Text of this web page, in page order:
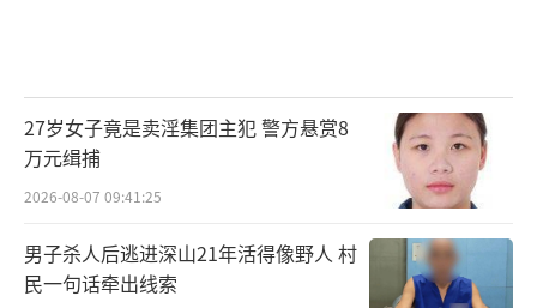
27岁女子竟是卖淫集团主犯 警方悬赏8
万元缉捕
2026-08-07 09:41:25
男子杀人后逃进深山21年活得像野人 村
民一句话牵出线索